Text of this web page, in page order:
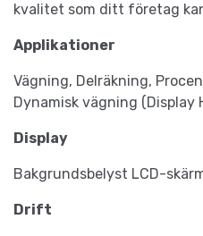
kvalitet som ditt företag
Applikationer
Vägning, Delräkning,
Dynamisk vägning (Display
Display
Bakgrundsbelyst LCD-
Drift